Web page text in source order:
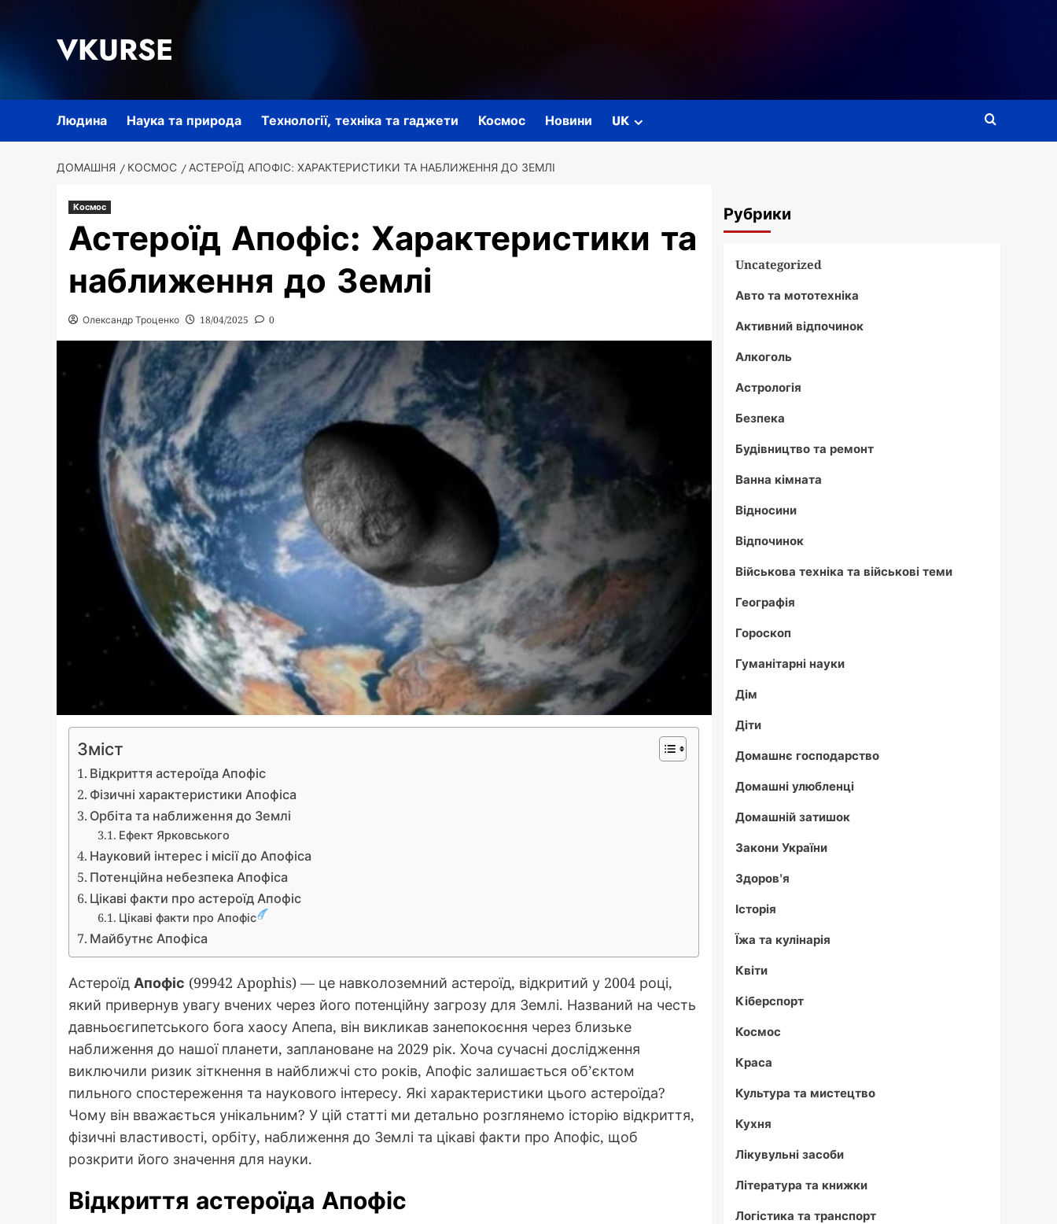
VKURSE
Людина Наука та природа Технології, техніка та гаджети Космос Новини UK
ДОМАШНЯ КОСМОС АСТЕРОЇД АПОФІС: ХАРАКТЕРИСТИКИ ТА НАБЛИЖЕННЯ ДО ЗЕМЛІ
Космос
Астероїд Апофіс: Характеристики та
наближення до Землі
Олександр Троценко 18/04/2025 0
Зміст
Відкриття астероїда Апофіс
Фізичні характеристики Апофіса
Орбіта та наближення до Землі
Ефект Ярковського
Науковий інтерес і місії до Апофіса
Потенційна небезпека Апофіса
Цікаві факти про астероїд Апофіс
Цікаві факти про Апофіс
Майбутнє Апофіса
Астероїд Апофіс (99942 Apophis) — це навколоземний астероїд, відкритий у 2004 році,
який привернув увагу вчених через його потенційну загрозу для Землі. Названий на честь
давньоєгипетського бога хаосу Апепа, він викликав занепокоєння через близьке
наближення до нашої планети, заплановане на 2029 рік. Хоча сучасні дослідження
виключили ризик зіткнення в найближчі сто років, Апофіс залишається об’єктом
пильного спостереження та наукового інтересу. Які характеристики цього астероїда?
Чому він вважається унікальним? У цій статті ми детально розглянемо історію відкриття,
фізичні властивості, орбіту, наближення до Землі та цікаві факти про Апофіс, щоб
розкрити його значення для науки.
Відкриття астероїда Апофіс
Рубрики
Uncategorized
Авто та мототехніка
Активний відпочинок
Алкоголь
Астрологія
Безпека
Будівництво та ремонт
Ванна кімната
Відносини
Відпочинок
Військова техніка та військові теми
Географія
Гороскоп
Гуманітарні науки
Дім
Діти
Домашнє господарство
Домашні улюбленці
Домашній затишок
Закони України
Здоров'я
Історія
Їжа та кулінарія
Квіти
Кіберспорт
Космос
Краса
Культура та мистецтво
Кухня
Лікувульні засоби
Література та книжки
Логістика та транспорт